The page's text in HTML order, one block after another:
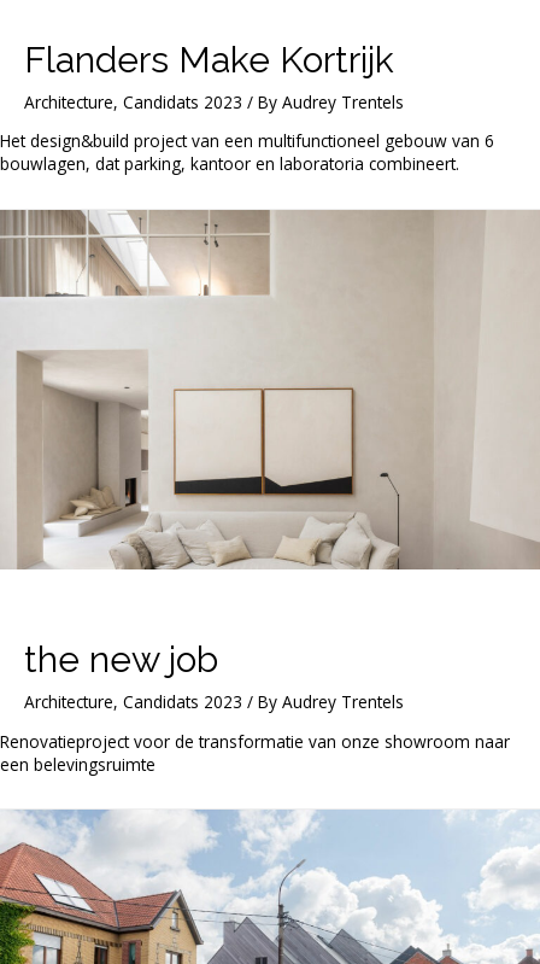
Flanders Make Kortrijk
Architecture, Candidats 2023 / By Audrey Trentels
Het design&build project van een multifunctioneel gebouw van 6
bouwlagen, dat parking, kantoor en laboratoria combineert.
the new job
Architecture, Candidats 2023 / By Audrey Trentels
Renovatieproject voor de transformatie van onze showroom naar
een belevingsruimte